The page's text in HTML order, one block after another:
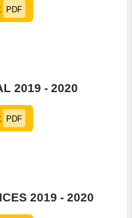
PDF
2019 - 2020
PDF
2019 - 2020